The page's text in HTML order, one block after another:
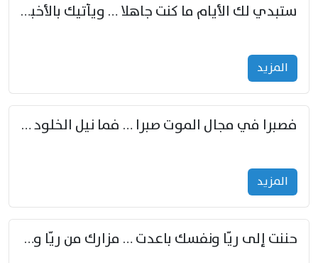
ستبدي لك الأيام ما كنت جاهلا … ويأتيك بالأخبار من لم تزوّد
المزید
فصبرا في مجال الموت صبرا … فما نيل الخلود بمستطاع
المزید
حننت إلى ريّا ونفسك باعدت … مزارك من ريّا وشعباكما معا